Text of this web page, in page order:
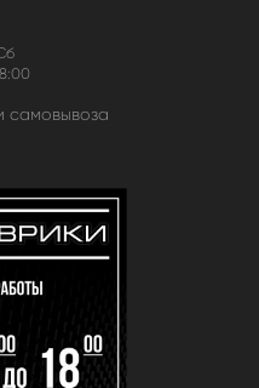
самовывоза